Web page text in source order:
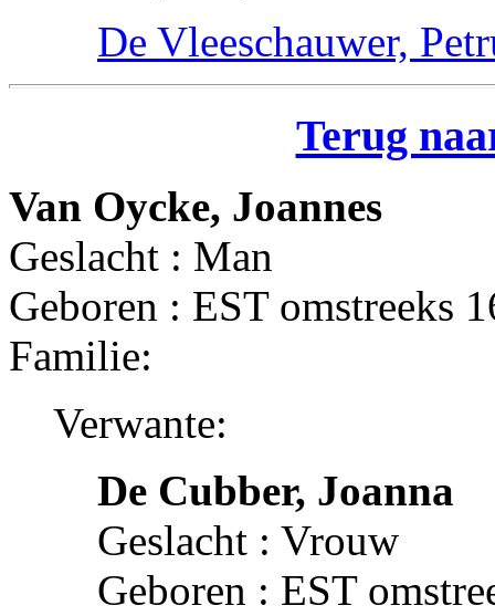
De Vleeschauwer,
Terug
Van Oycke, Joannes
Geslacht : Man
Geboren : EST omstreeks
Familie:
Verwante:
De Cubber, Joanna
Geslacht : Vrouw
Geboren : EST